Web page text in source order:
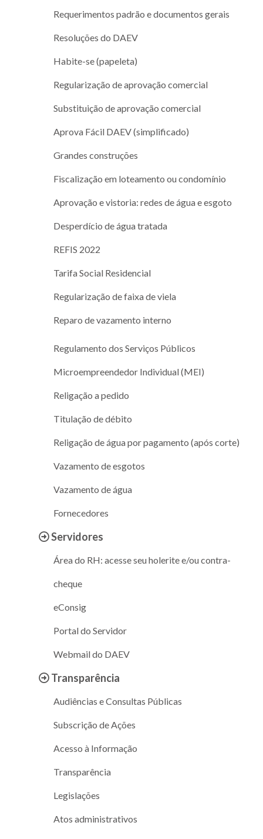
Requerimentos padrão e documentos gerais
Resoluções do DAEV
Habite-se (papeleta)
Regularização de aprovação comercial
Substituição de aprovação comercial
Aprova Fácil DAEV (simplificado)
Grandes construções
Fiscalização em loteamento ou condomínio
Aprovação e vistoria: redes de água e esgoto
Desperdício de água tratada
REFIS 2022
Tarifa Social Residencial
Regularização de faixa de viela
Reparo de vazamento interno
Regulamento dos Serviços Públicos
Microempreendedor Individual (MEI)
Religação a pedido
Titulação de débito
Religação de água por pagamento (após corte)
Vazamento de esgotos
Vazamento de água
Fornecedores
Servidores
Área do RH: acesse seu holerite e/ou contra-
cheque
eConsig
Portal do Servidor
Webmail do DAEV
Transparência
Audiências e Consultas Públicas
Subscrição de Ações
Acesso à Informação
Transparência
Legislações
Atos administrativos